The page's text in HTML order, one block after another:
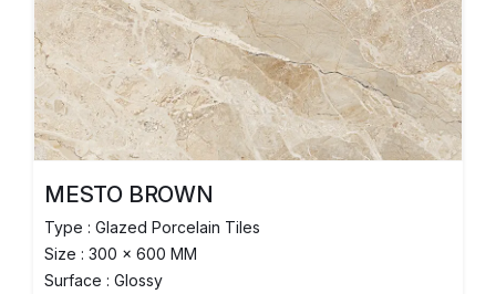
MESTO BROWN
Type : Glazed Porcelain Tiles
Size : 300 x 600 MM
Surface : Glossy